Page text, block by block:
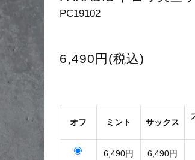
PC19102
6,490円(税込)
オフ ミント サックス
6,490円
6,490円